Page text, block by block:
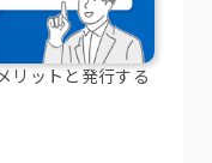
リットと発行する